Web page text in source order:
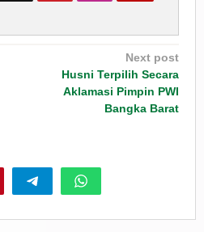
Next post
Husni Terpilih Secara
Aklamasi Pimpin PWI
Bangka Barat